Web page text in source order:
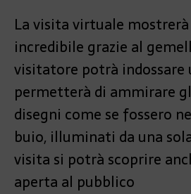
La visita virtuale
incredibile grazie al
visitatore potrà indossare
permetterà di ammirare
disegni come se fossero
buio, illuminati da una
visita si potrà scoprire
aperta al pubblico